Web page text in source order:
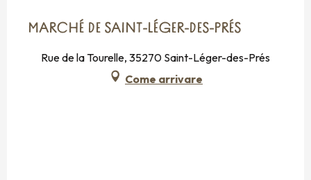
MARCHÉ DE SAINT-LÉGER-DES-PRÉS
Rue de la Tourelle, 35270 Saint-Léger-des-Prés
Come arrivare